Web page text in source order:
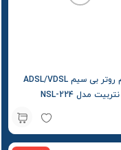
مودم روتر بی سیم ADSL/VDSL
نتربیت مدل NSL-224